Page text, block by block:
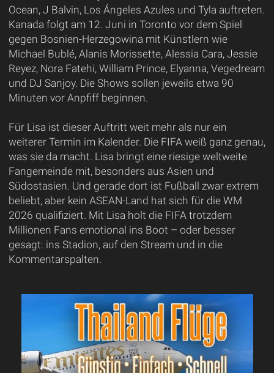
Ocean, J Balvin, Los Ángeles Azules und Tyla auftreten.
Kanada folgt am 12. Juni in Toronto vor dem Spiel
gegen Bosnien-Herzegowina mit Künstlern wie
Michael Bublé, Alanis Morissette, Alessia Cara, Jessie
Reyez, Nora Fatehi, William Prince, Elyanna, Vegedream
und DJ Sanjoy. Die Shows sollen jeweils etwa 90
Minuten vor Anpfiff beginnen.
Für Lisa ist dieser Auftritt weit mehr als nur ein
weiterer Termin im Kalender. Die FIFA weiß ganz genau,
was sie da macht. Lisa bringt eine riesige weltweite
Fangemeinde mit, besonders aus Asien und
Südostasien. Und gerade dort ist Fußball zwar extrem
beliebt, aber kein ASEAN-Land hat sich für die WM
2026 qualifiziert. Mit Lisa holt die FIFA trotzdem
Millionen Fans emotional ins Boot – oder besser
gesagt: ins Stadion, auf den Stream und in die
Kommentarspalten.